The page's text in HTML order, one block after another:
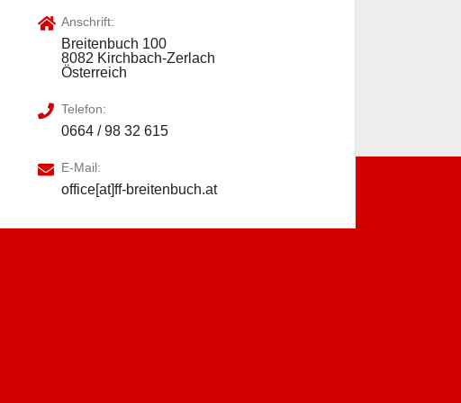
Anschrift:
Breitenbuch 100
8082 Kirchbach-Zerlach
Österreich
Telefon:
0664 / 98 32 615
E-Mail:
office[at]ff-breitenbuch.at